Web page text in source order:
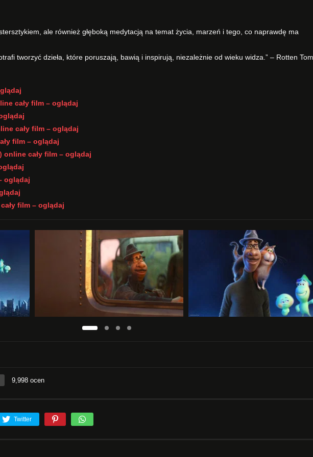
ale również głęboką medytacją na temat życia, marzeń i tego, co naprawdę ma
tworzyć dzieła, które poruszają, bawią i inspirują, niezależnie od wieku widza.” – Rotten
cały film – oglądaj
cały film – oglądaj
film – oglądaj
online cały film – oglądaj
oglądaj
film – oglądaj
9,998 ocen
Twitter